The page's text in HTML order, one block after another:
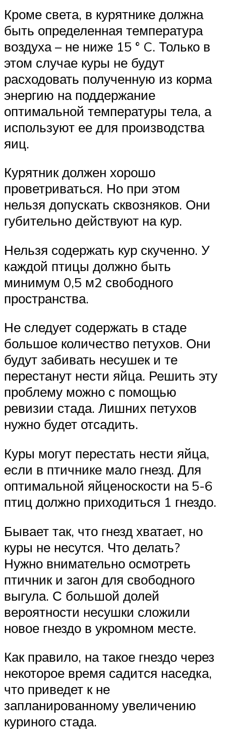
Кроме света, в курятнике должна
быть определенная температура
воздуха – не ниже 15 ° C. Только в
этом случае куры не будут
расходовать полученную из корма
энергию на поддержание
оптимальной температуры тела, а
используют ее для производства
яиц.
Курятник должен хорошо
проветриваться. Но при этом
нельзя допускать сквозняков. Они
губительно действуют на кур.
Нельзя содержать кур скученно. У
каждой птицы должно быть
минимум 0,5 м2 свободного
пространства.
Не следует содержать в стаде
большое количество петухов. Они
будут забивать несушек и те
перестанут нести яйца. Решить эту
проблему можно с помощью
ревизии стада. Лишних петухов
нужно будет отсадить.
Куры могут перестать нести яйца,
если в птичнике мало гнезд. Для
оптимальной яйценоскости на 5-6
птиц должно приходиться 1 гнездо.
Бывает так, что гнезд хватает, но
куры не несутся. Что делать?
Нужно внимательно осмотреть
птичник и загон для свободного
выгула. С большой долей
вероятности несушки сложили
новое гнездо в укромном месте.
Как правило, на такое гнездо через
некоторое время садится наседка,
что приведет к не
запланированному увеличению
куриного стада.